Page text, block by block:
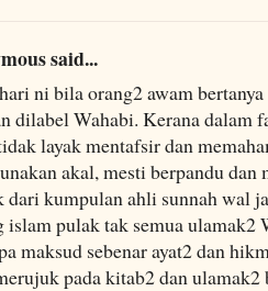
said...
ni bila orang2 awam
dilabel Wahabi. Kerana dalam
layak mentafsir dan
akal, mesti berpandu
dari kumpulan ahli sunnah wal
islam pulak tak semua ulamak2
maksud sebenar ayat2 dan
pada kitab2 dan ulamak2